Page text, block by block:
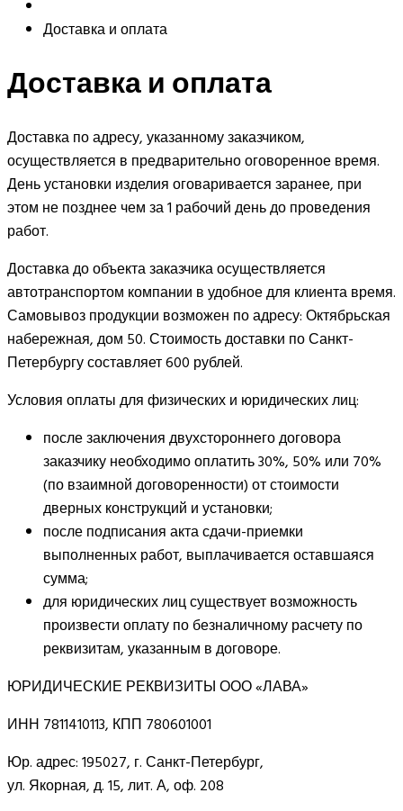
Доставка и оплата
Доставка и оплата
Доставка по адресу, указанному заказчиком,
осуществляется в предварительно оговоренное время.
День установки изделия оговаривается заранее, при
этом не позднее чем за 1 рабочий день до проведения
работ.
Доставка до объекта заказчика осуществляется
автотранспортом компании в удобное для клиента время.
Самовывоз продукции возможен по адресу: Октябрьская
набережная, дом 50. Стоимость доставки по Санкт-
Петербургу составляет 600 рублей.
Условия оплаты для физических и юридических лиц:
после заключения двухстороннего договора
заказчику необходимо оплатить 30%, 50% или 70%
(по взаимной договоренности) от стоимости
дверных конструкций и установки;
после подписания акта сдачи-приемки
выполненных работ, выплачивается оставшаяся
сумма;
для юридических лиц существует возможность
произвести оплату по безналичному расчету по
реквизитам, указанным в договоре.
ЮРИДИЧЕСКИЕ РЕКВИЗИТЫ ООО «ЛАВА»
ИНН 7811410113, КПП 780601001
Юр. адрес: 195027, г. Санкт-Петербург,
ул. Якорная, д. 15, лит. А, оф. 208